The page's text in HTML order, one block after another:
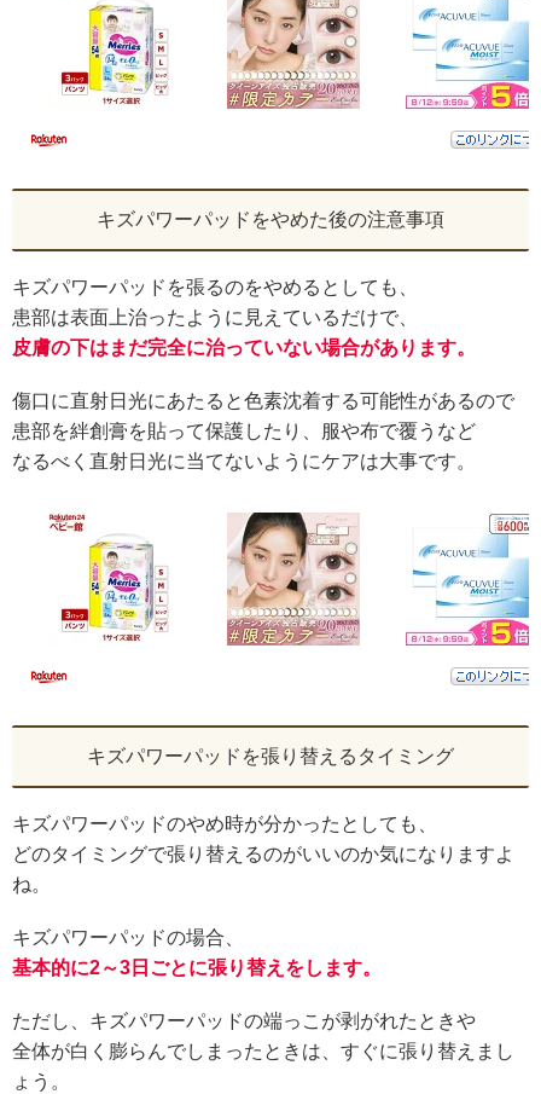
キズパワーパッドをやめた後の注意事項
キズパワーパッドを張るのをやめるとしても、
患部は表面上治ったように見えているだけで、
皮膚の下はまだ完全に治っていない場合があります。
傷口に直射日光にあたると色素沈着する可能性があるので
患部を絆創膏を貼って保護したり、服や布で覆うなど
なるべく直射日光に当てないようにケアは大事です。
キズパワーパッドを張り替えるタイミング
キズパワーパッドのやめ時が分かったとしても、
どのタイミングで張り替えるのがいいのか気になりますよ
ね。
キズパワーパッドの場合、
基本的に2～3日ごとに張り替えをします。
ただし、キズパワーパッドの端っこが剥がれたときや
全体が白く膨らんでしまったときは、すぐに張り替えまし
ょう。